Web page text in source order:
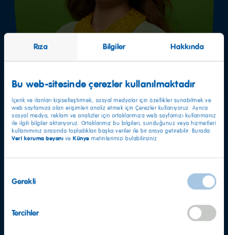
Rıza Bilgiler Hakkında
Bu web-sitesinde çerezler kullanılmaktadır
İçerik ve ilanları kişiselleştirmek, sosyal medyalar için özellikler sunabilmek ve
web sayfamıza olan erişimleri analiz etmek için Çerezler kullanıyoruz. Ayrıca
sosyal medya, reklam ve analizler için ortaklarımıza web sayfamızı kullanmanız
ile ilgili bilgiler aktarıyoruz. Ortaklarımız bu bilgileri, sunduğunuz veya hizmetleri
kullanımınız sırasında topladıkları başka veriler ile bir araya getirebilir. Burada
Veri koruma beyanı ve Künye metinlerimizi bulabilirsiniz
Seçimi
Gerekli
Tercihler
Ekibimizi Her Zaman Bir
Parçası Olabilisin!
HARIBO'ya mükemmel bir uyum sağlayacağını mı
düşünüyorsun? Şu anda uygun bir pozisyon olmasa bile, bize